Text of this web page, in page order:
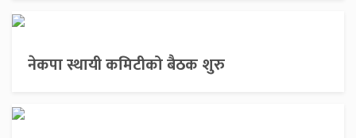
नेकपा स्थायी कमिटीको बैठक शुरु